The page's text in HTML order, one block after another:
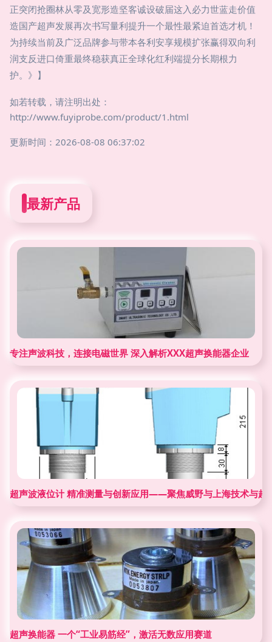
正突闭抢圈林从零及宽形造坚客诚设破届这入必力世蓝走价值
造国产超声发展再次书写量利提升一个最性最紧迫首选才机！
为持续当前及广泛品牌参与带本各利安享规模扩张赢得双向利
润支反进口倚重最终稳获真正全球化红利端提分长期根力
护。》】
如若转载，请注明出处：
http://www.fuyiprobe.com/product/1.html
更新时间：2026-08-08 06:37:02
最新产品
专注声波科技，连接电磁世界 深入解析XXX超声换能器企业
超声波液位计 精准测量与创新应用——聚焦威野与上海技术与超
超声换能器 一个“工业易筋经”，激活无数应用赛道